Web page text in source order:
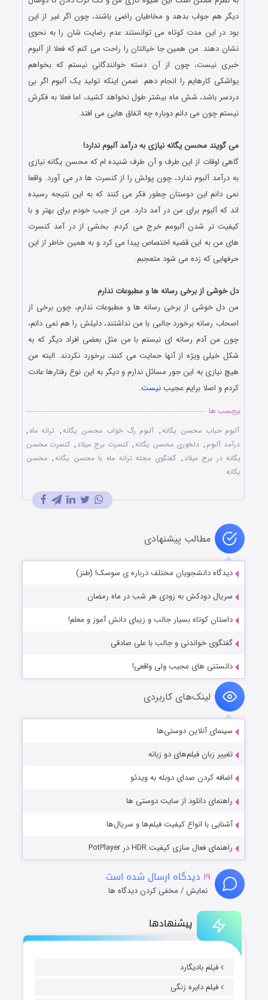
پیشنهادها
فیلم بادیگارد
فیلم دایره زنگی
دیگر هم جواب بدهد و مخاطبان راضی باشند، چون اگر غیر از این
بود در این مدت کوتاه می توانستند عدم رضایت شان را به نحوی
نشان دهند. من همین جا خیالتان را راحت می کنم که فعلا از آلبوم
خبری نیست، چون از آن دسته خوانندگانی نیستم که بخواهم
یواشکی کارهایم را انجام دهم. ضمن اینکه تولید یک آلبوم اگر بی
دردسر باشد، شش ماه بیشتر طول نخواهد کشید، اما فعلا به فکرش
نیستم چون می دانم دوباره چه اتفاق هایی می افتد.
می گویند محسن یگانه نیازی به درآمد آلبوم ندارد!
گاهی اوقات از این طرف و آن طرف شنیده ام که محسن یگانه نیازی
به درآمد آلبوم ندارد، چون پولش را از کنسرت ها در می آورد. واقعا
نمی دانم این دوستان چطور فکر می کنند که به این نتیجه رسیده
اند که آلبوم برای من در آمد دارد. من از جیب خودم برای بهتر و با
کیفیت تر شدن آلبومم خرج می کردم. بخشی از در آمد کنسرت
های من به این قضیه اختصاص پیدا می کرد و به همین خاطر از این
حرفهایی که زده می شود متعجبم.
دل خوشی از برخی رسانه ها و مطبوعات ندارم
من دل خوشی از برخی رسانه ها و مطبوعات ندارم، چون برخی از
اصحاب رسانه برخورد جالبی با من نداشتند، دلیلش را هم نمی دانم،
چون من آدم رسانه ای نیستم با من مثل بعضی افراد دیگر که به
شکل خیلی ویژه از آنها حمایت می کنند، برخورد نکردند. البته من
هیچ نیازی به این جور مسائل ندارم و دیگر به این نوع رفتارها عادت
کردم و اصلا برایم عجیبنیست.
برچسب ها
آلبوم حباب محسن یگانه, آلبوم رگ خواب محسن یگانه, ترانه ماه ,
درآمد آلبوم , دلخوری محسن یگانه, کنسرت برج میلاد , کنسرت محسن
یگانه در برج میلاد , گفتگوی مجله ترانه ماه با محسن یگانه, محسن
یگانه
مطالب پیشنهادی
دیدگاه دانشجویان مختلف درباره ی سوسک! (طنز)
سریال دودکش به زودی هر شب در ماه رمضان
داستان کوتاه بسیار جالب و زیبای دانش آموز و معلم!
گفتگوی خواندنی و جالب با علی صادقی
دانستنی های عجیب ولی واقعی!
لینک‌های کاربردی
سینمای آنلاین دوستی‌ها
تغییر زبان فیلم‌های دو زبانه
اضافه کردن صدای دوبله به ویدئو
راهنمای دانلود از سایت دوستی ها
آشنایی با انواع کیفیت فیلم‌ها و سریال‌ها
راهنمای فعال سازی کیفیت HDR در PotPlayer
۱۹ دیدگاه ارسال شده است
نمایش / مخفی کردن دیدگاه ها